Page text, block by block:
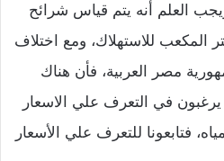
العلم أنه يتم قياس شرائح
المكعب للاستهلاك، ومع اختلاف
مصر العربية، فأن هناك
في التعرف علي الاسعار
فتابعونا للتعرف علي الأسعار